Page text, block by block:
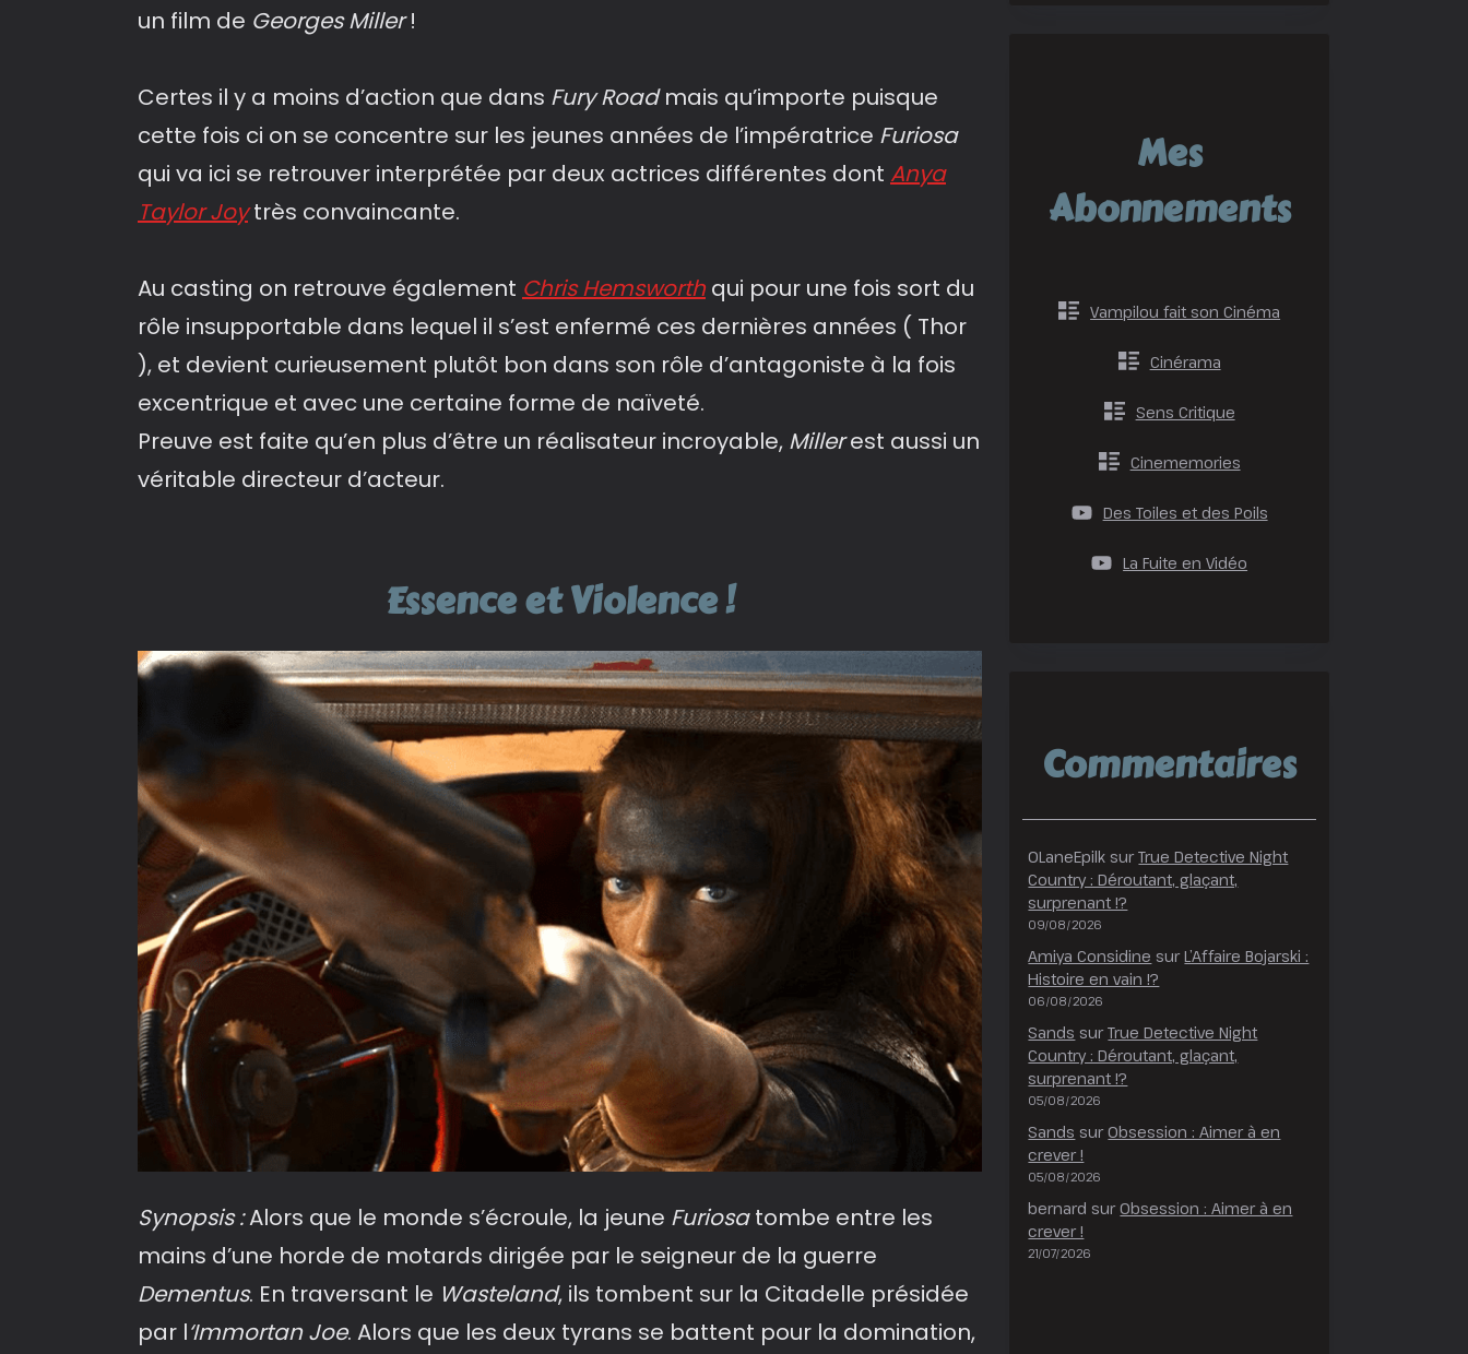
un film de Georges Miller!
Certes il y a moins d’action que dans Fury Roadmais qu’importe puisque
cette fois ci on se concentre sur les jeunes années de l’impératrice Furiosa
qui va ici se retrouver interprétée par deux actrices différentes dont Anya
Taylor Joytrès convaincante.
Au casting on retrouve également Chris Hemsworth qui pour une fois sort du
rôle insupportable dans lequel il s’est enfermé ces dernières années ( Thor
), et devient curieusement plutôt bon dans son rôle d’antagoniste à la fois
excentrique et avec une certaine forme de naïveté.
Preuve est faite qu’en plus d’être un réalisateur incroyable, Millerest aussi un
véritable directeur d’acteur.
Essence et Violence !
Synopsis :Alors que le monde s’écroule, la jeune Furiosatombe entre les
mains d’une horde de motards dirigée par le seigneur de la guerre
Dementus. En traversant le Wasteland, ils tombent sur la Citadelle présidée
par l‘Immortan Joe. Alors que les deux tyrans se battent pour la domination,
Mes
Abonnements
Vampilou fait son Cinéma
Cinérama
Sens Critique
Cinememories
Des Toiles et des Poils
La Fuite en Vidéo
Commentaires
OLaneEpilk surTrue Detective Night
Country : Déroutant, glaçant,
surprenant !?
09/08/2026
Amiya Considine surL’Affaire Bojarski :
Histoire en vain !?
06/08/2026
Sands surTrue Detective Night
Country : Déroutant, glaçant,
surprenant !?
05/08/2026
Sands surObsession : Aimer à en
crever !
05/08/2026
bernard surObsession : Aimer à en
crever !
21/07/2026